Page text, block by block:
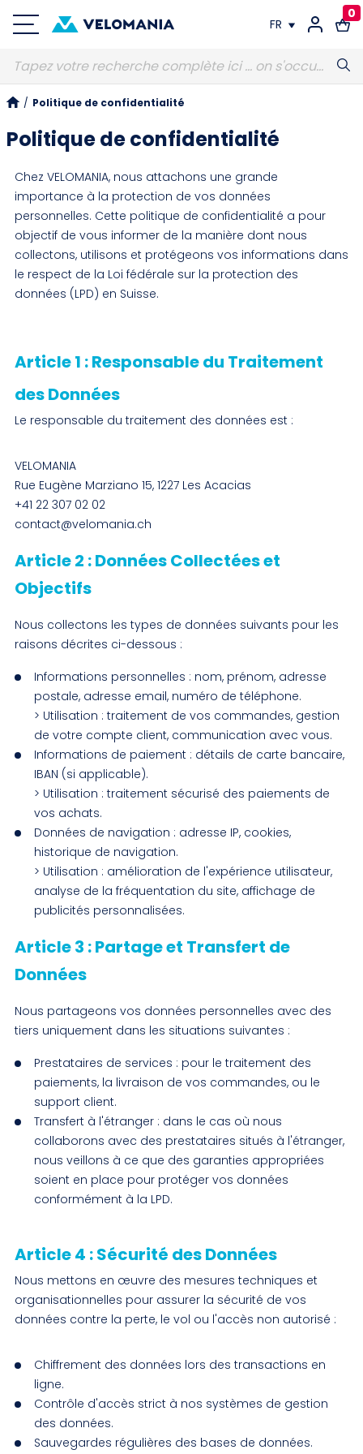
FR
FR
0
/ Politique de confidentialité
Politique de confidentialité
Chez VELOMANIA, nous attachons une grande
importance à la protection de vos données
personnelles. Cette politique de confidentialité a pour
objectif de vous informer de la manière dont nous
collectons, utilisons et protégeons vos informations dans
le respect de la Loi fédérale sur la protection des
données (LPD) en Suisse.
Article 1 : Responsable du Traitement
des Données
Le responsable du traitement des données est :
VELOMANIA
Rue Eugène Marziano 15, 1227 Les Acacias
+41 22 307 02 02
contact@velomania.ch
Article 2 : Données Collectées et
Objectifs
Nous collectons les types de données suivants pour les
raisons décrites ci-dessous :
Informations personnelles : nom, prénom, adresse
postale, adresse email, numéro de téléphone.
> Utilisation : traitement de vos commandes, gestion
de votre compte client, communication avec vous.
Informations de paiement : détails de carte bancaire,
IBAN (si applicable).
> Utilisation : traitement sécurisé des paiements de
vos achats.
Données de navigation : adresse IP, cookies,
historique de navigation.
> Utilisation : amélioration de l'expérience utilisateur,
analyse de la fréquentation du site, affichage de
publicités personnalisées.
Article 3 : Partage et Transfert de
Données
Nous partageons vos données personnelles avec des
tiers uniquement dans les situations suivantes :
Prestataires de services : pour le traitement des
paiements, la livraison de vos commandes, ou le
support client.
Transfert à l'étranger : dans le cas où nous
collaborons avec des prestataires situés à l'étranger,
nous veillons à ce que des garanties appropriées
soient en place pour protéger vos données
conformément à la LPD.
Article 4 : Sécurité des Données
Nous mettons en œuvre des mesures techniques et
organisationnelles pour assurer la sécurité de vos
données contre la perte, le vol ou l'accès non autorisé :
Chiffrement des données lors des transactions en
ligne.
Contrôle d'accès strict à nos systèmes de gestion
des données.
Sauvegardes régulières des bases de données.